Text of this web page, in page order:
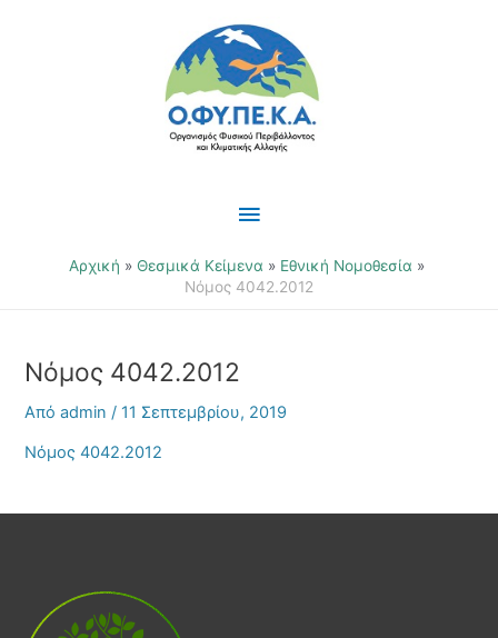
Κύριο
Μενού
Αρχική Θεσμικά Κείμενα
Εθνική Νομοθεσία
Νόμος 4042.2012
Νόμος 4042.2012
Απόadmin/11 Σεπτεμβρίου, 2019
Νόμος 4042.2012